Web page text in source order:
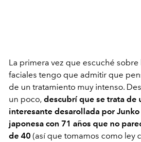
La primera vez que escuché sobre
faciales tengo que admitir que
de un tratamiento muy intenso.
un poco, descubrí que se trata de
interesante desarollada por Junko
japonesa con 71 años que no
de 40 (así que tomamos como ley